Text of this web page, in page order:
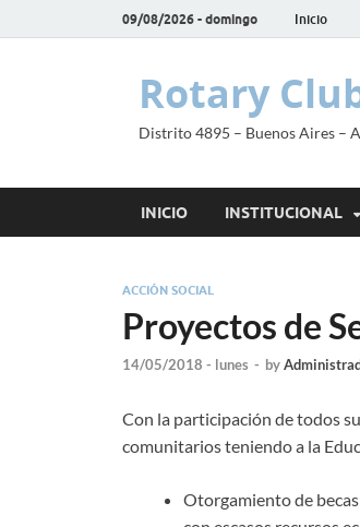
09/08/2026 - domingo Inicio
Rotary
Distrito 4895 – Buenos Aires –
INICIO INSTITUCIONAL
ACCIÓN SOCIAL
Proyectos de
14/05/2018 - lunes - by
Con la participación de todos
comunitarios teniendo a la
Otorgamiento de